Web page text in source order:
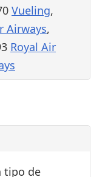
Vueling,
Airways,
Royal Air
tipo de